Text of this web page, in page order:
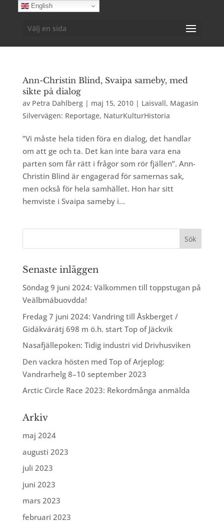
Välj en sida
Ann-Christin Blind, Svaipa sameby, med
sikte på dialog
av Petra Dahlberg| maj 15, 2010| Laisvall, Magasin
Silvervägen: Reportage, NaturKulturHistoria
”Vi måste hela tiden föra en dialog, det handlar
om att ge och ta. Det kan inte bara vara ena
parten som får rätt i frågor som rör fjällen”. Ann-
Christin Blind är engagerad för samernas sak,
men också för hela samhället. Hon har sitt
hemviste i Svaipa sameby i...
Senaste inläggen
Söndag 9 juni 2024: Välkommen till toppstugan på
Veälbmábuovdda!
Fredag 7 juni 2024: Vandring till Åskberget /
Gidákvárátj 698 m ö.h. start Top of Jäckvik
Nasafjällepoken: Tidig industri vid Drivhusviken
Den vackra hösten med Top of Arjeplog:
Vandrarhelg 8–10 september 2023
Arctic Circle Race 2023: Rekordmånga anmälda
Arkiv
maj 2024
augusti 2023
juli 2023
juni 2023
mars 2023
februari 2023
English